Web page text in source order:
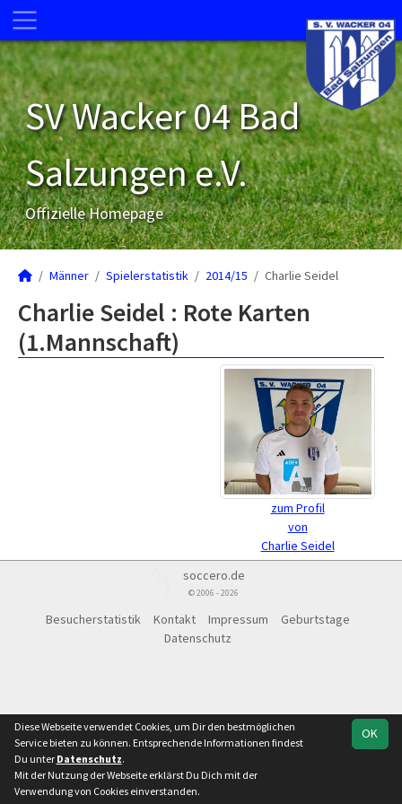
SV Wacker 04 Bad
Salzungen e.V.
Offizielle Homepage
Männer Spielerstatistik 2014/15 Charlie Seidel
Charlie Seidel : Rote Karten
(1.Mannschaft)
zum Profil
von
Charlie Seidel
soccero.de
© 2006 - 2026
Besucherstatistik Kontakt Impressum
Geburtstage
Datenschutz
OK
Diese Webseite verwendet Cookies, um Dir den bestmöglichen
Service bieten zu können. Entsprechende Informationen findest
Du unter Datenschutz.
Mit der Nutzung der Webseite erklärst Du Dich mit der
Verwendung von Cookies einverstanden.